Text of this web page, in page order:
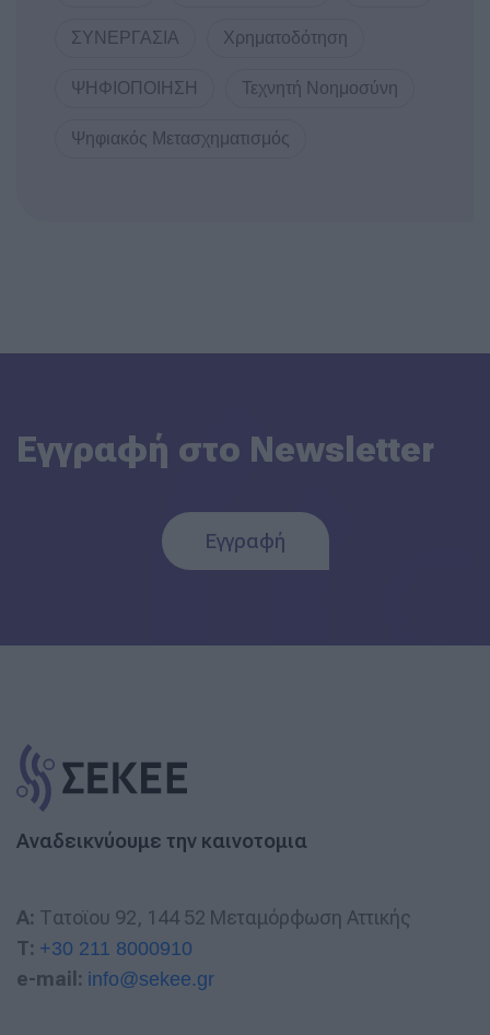
ΣΥΝΕΡΓΑΣΙΑ Χρηματοδότηση
ΨΗΦΙΟΠΟΙΗΣΗ Τεχνητή Νοημοσύνη
Ψηφιακός Μετασχηματισμός
Εγγραφή στο Newsletter
Εγγραφή
Αναδεικνύουμε την καινοτομια
A: Τατοϊου 92, 144 52 Μεταμόρφωση Αττικής
T: +30 211 8000910
e-mail: info@sekee.gr